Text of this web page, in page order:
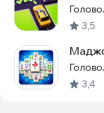
3,5
3,4